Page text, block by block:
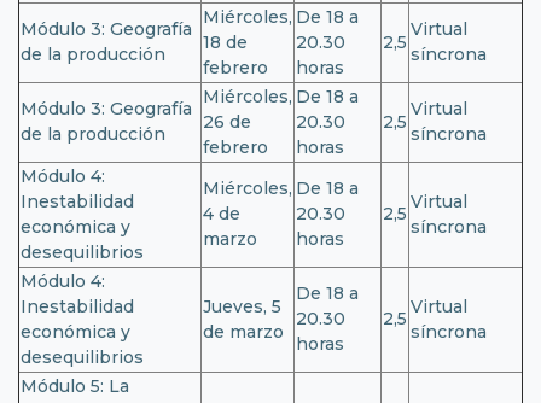
Módulo 3: Geografía
de la producción
Miércoles,
18 de
febrero
De 18 a
20.30
horas
2,5
Virtual
síncrona
Módulo 3: Geografía
de la producción
Miércoles,
26 de
febrero
De 18 a
20.30
horas
2,5
Virtual
síncrona
Módulo 4:
Inestabilidad
económica y
desequilibrios
Miércoles,
4 de
marzo
De 18 a
20.30
horas
2,5
Virtual
síncrona
Módulo 4:
Inestabilidad
económica y
desequilibrios
Jueves, 5
de marzo
De 18 a
20.30
horas
2,5
Virtual
síncrona
Módulo 5: La